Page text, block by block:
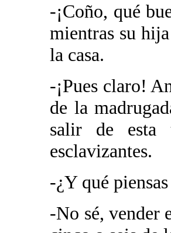
-¡Coño, qué
mientras su
la casa.
-¡Pues claro!
de la
salir de esta
esclavizantes.
-¿Y qué
-No sé, vender